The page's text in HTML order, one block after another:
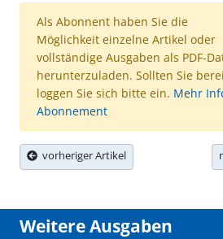
Als Abonnent haben Sie die
Möglichkeit einzelne Artikel oder
vollständige Ausgaben als PDF-
herunterzuladen. Sollten Sie
loggen Sie sich bitte ein. Mehr
Abonnement
vorheriger Artikel
Weitere Ausgaben